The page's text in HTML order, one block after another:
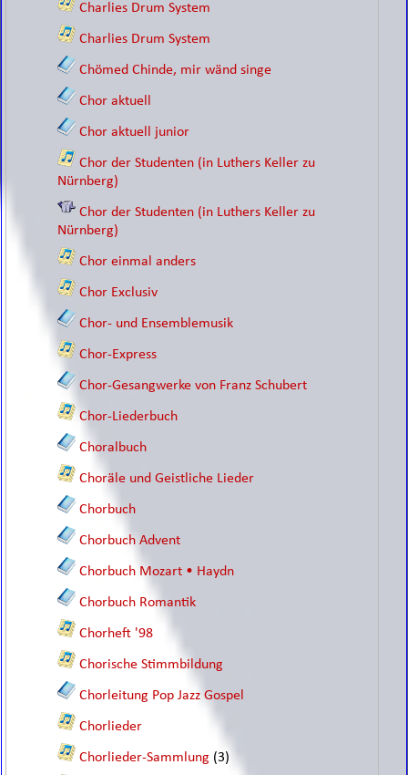
Charlies Drum System
Charlies Drum System
Chömed Chinde, mir wänd singe
Chor aktuell
Chor aktuell junior
Chor der Studenten (in Luthers Keller zu
Nürnberg)
Chor der Studenten (in Luthers Keller zu
Nürnberg)
Chor einmal anders
Chor Exclusiv
Chor- und Ensemblemusik
Chor-Express
Chor-Gesangwerke von Franz Schubert
Chor-Liederbuch
Choralbuch
Choräle und Geistliche Lieder
Chorbuch
Chorbuch Advent
Chorbuch Mozart • Haydn
Chorbuch Romantik
Chorheft '98
Chorische Stimmbildung
Chorleitung Pop Jazz Gospel
Chorlieder
Chorlieder-Sammlung (3)